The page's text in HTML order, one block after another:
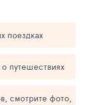
поездках
путешествиях
смотрите фото,